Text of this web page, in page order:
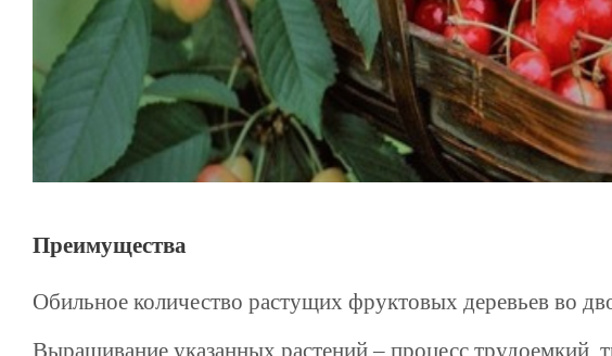
Преимущества
Обильное количество растущих фруктовых деревьев во
Выращивание указанных растений – процесс трудоемкий,